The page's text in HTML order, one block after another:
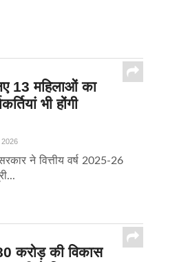
13 महिलाओं का
भी होंगी
ने वित्तीय वर्ष 2025-26
करोड़ की विकास